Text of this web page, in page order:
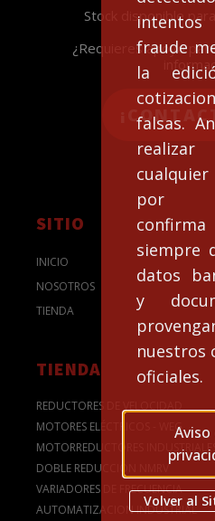
fraude
la
falsas.
realizar
por
confirma
siempre
datos
y
nuestros
oficiales.
Aviso
Volver al
Stock disponible
¿Requieres apoyo
SITIO
INICIO
NOSOTROS
TIENDA
TIENDA
REDUCTORES DE VELOCIDAD
MOTORES ELÉCTRICOS - WEG
MOTORREDUCTORES INDUSTRIALES
DOBLE REDUCCIÓN NMRV
VARIADORES DE FRECUENCIA
AUTOMATIZACION INDUSTRIAL